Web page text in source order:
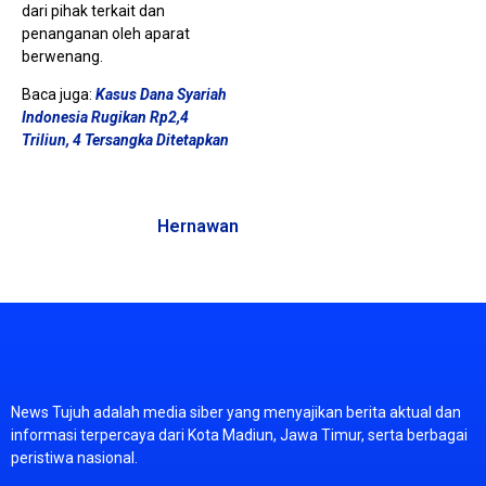
dari pihak terkait dan
penanganan oleh aparat
berwenang.
Baca juga: Kasus Dana Syariah
Indonesia Rugikan Rp2,4
Triliun, 4 Tersangka Ditetapkan
Hernawan
News Tujuh adalah mediasiberyang menyajikan beritaaktual dan
informasi terpercayadari Kota Madiun, JawaTimur, serta berbagai
peristiwanasional.